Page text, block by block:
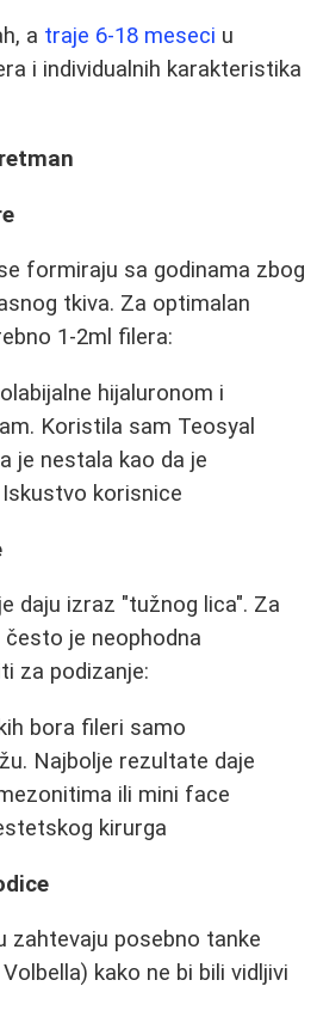
a traje 6-18 meseci u
i individualnih karakteristika
formiraju sa godinama zbog
tkiva. Za optimalan
1-2ml filera:
hijaluronom i
Koristila sam Teosyal
je nestala kao da je
Iskustvo korisnice
daju izraz "tužnog lica". Za
je neophodna
za podizanje:
bora fileri samo
Najbolje rezultate daje
ili mini face
kirurga
zahtevaju posebno tanke
kako ne bi bili vidljivi